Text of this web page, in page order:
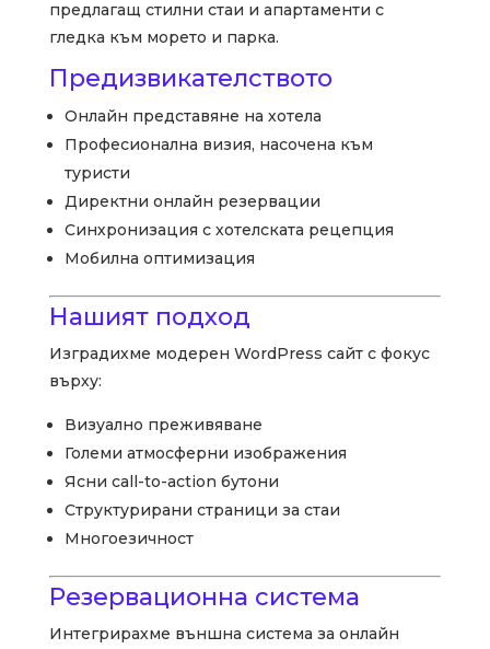
предлагащ стилни стаи и апартаменти с
гледка към морето и парка.
Предизвикателството
Онлайн представяне на хотела
Професионална визия, насочена към
туристи
Директни онлайн резервации
Синхронизация с хотелската рецепция
Мобилна оптимизация
Нашият подход
Изградихме модерен WordPress сайт с фокус
върху:
Визуално преживяване
Големи атмосферни изображения
Ясни call-to-action бутони
Структурирани страници за стаи
Многоезичност
Резервационна система
Интегрирахме външна система за онлайн